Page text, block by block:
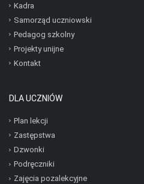
Kadra
Samorząd uczniowski
Pedagog szkolny
Projekty unijne
Kontakt
DLA UCZNIÓW
Plan lekcji
Zastępstwa
Dzwonki
Podręczniki
Zajęcia pozalekcyjne